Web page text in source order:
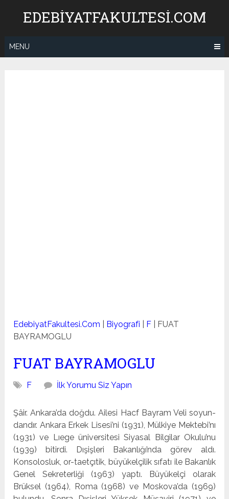
EDEBIYATFAKULTESI.COM
MENU
EdebiyatFakultesi.Com Biyografi F
FUAT
BAYRAMOGLU
FUAT BAYRAMOGLU
F İlk Yorumu Siz Yapın
Şâir. Ankara’da doğdu. Ailesi Hacf Bayram Veli soyun-
dandır. Ankara Erkek Lisesi’ni (1931), Mülkiye Mektebi’nı
(1931) ve Lıege üniversitesi Siyasal Bilgilar Okulu’nu
(1939) bitirdi. Dışişleri Bakanlığı’nda görev aldı.
Konsolosluk, or-taetçıtik, büyükelçilik sıfatı ile Bakanlık
Genel Sekreterliği (1963) yaptı. Büyükelçi olarak
Brüksel (1964), Roma (1968) ve Moskova’da (1969)